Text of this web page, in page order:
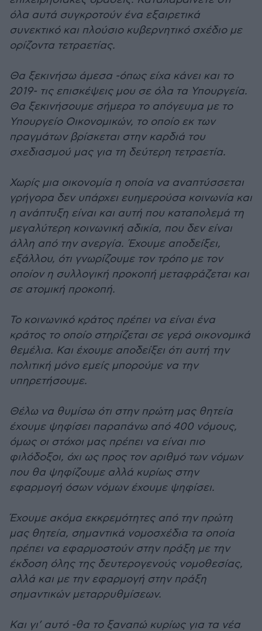
όλα αυτά συγκροτούν ένα εξαιρετικά
συνεκτικό και πλούσιο κυβερνητικό σχέδιο με
ορίζοντα τετραετίας.
Θα ξεκινήσω άμεσα -όπως είχα κάνει και το
2019- τις επισκέψεις μου σε όλα τα Υπουργεία.
Θα ξεκινήσουμε σήμερα το απόγευμα με το
Υπουργείο Οικονομικών, το οποίο εκ των
πραγμάτων βρίσκεται στην καρδιά του
σχεδιασμού μας για τη δεύτερη τετραετία.
Χωρίς μια οικονομία η οποία να αναπτύσσεται
γρήγορα δεν υπάρχει ευημερούσα κοινωνία και
η ανάπτυξη είναι και αυτή που καταπολεμά τη
μεγαλύτερη κοινωνική αδικία, που δεν είναι
άλλη από την ανεργία. Έχουμε αποδείξει,
εξάλλου, ότι γνωρίζουμε τον τρόπο με τον
οποίον η συλλογική προκοπή μεταφράζεται και
σε ατομική προκοπή.
Το κοινωνικό κράτος πρέπει να είναι ένα
κράτος το οποίο στηρίζεται σε γερά οικονομικά
θεμέλια. Και έχουμε αποδείξει ότι αυτή την
πολιτική μόνο εμείς μπορούμε να την
υπηρετήσουμε.
Θέλω να θυμίσω ότι στην πρώτη μας θητεία
έχουμε ψηφίσει παραπάνω από 400 νόμους,
όμως οι στόχοι μας πρέπει να είναι πιο
φιλόδοξοι, όχι ως προς τον αριθμό των νόμων
που θα ψηφίζουμε αλλά κυρίως στην
εφαρμογή όσων νόμων έχουμε ψηφίσει.
Έχουμε ακόμα εκκρεμότητες από την πρώτη
μας θητεία, σημαντικά νομοσχέδια τα οποία
πρέπει να εφαρμοστούν στην πράξη με την
έκδοση όλης της δευτερογενούς νομοθεσίας,
αλλά και με την εφαρμογή στην πράξη
σημαντικών μεταρρυθμίσεων.
Και γι’ αυτό -θα το ξαναπώ κυρίως για τα νέα